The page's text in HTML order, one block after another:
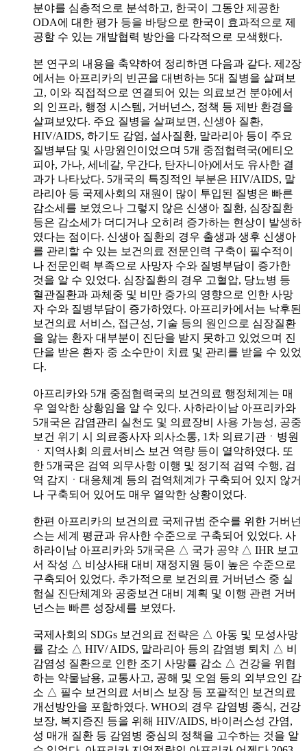
분야를 심층적으로 분석하고, 한국이 그동안 제공한
ODA에 대한 평가 등을 바탕으로 한국이 효과적으로 제
공할 수 있는 개발협력 방안을 다각적으로 모색했다.
본 연구의 내용을 축약하여 정리하면 다음과 같다. 제2장
에서는 아프리카의 빈곤을 대변하는 5대 질병을 살펴보
고, 이와 직접적으로 연결되어 있는 의료보건 분야에서
의 인프라, 행정 시스템, 거버넌스, 정책 등 제반 환경을
살펴보았다. 주요 질병을 살펴보면, 신생아 질환,
HIV/AIDS, 하기도 감염, 설사질환, 말라리아 등이 주요
질병부담 및 사망원인이었으며 5개 중점협력국(에티오
피아, 가나, 세네갈, 우간다, 탄자니아)에서도 유사한 결
과가 나타났다. 5개국의 특징적인 부분은 HIV/AIDS, 말
라리아 등 국제사회의 재원이 많이 투입된 질병은 빠른
감소세를 보였으나 그렇지 않은 신생아 질환, 심장질환
등은 감소세가 더디거나 오히려 증가하는 현상이 발생하
였다는 점이다. 신생아 질환의 경우 출생과 생후 신생아
를 관리할 수 있는 보건의료 전문인력 구축이 필수적이
나 전문인력 부족으로 사망자 수와 질병부담이 증가한
것을 알 수 있었다. 심장질환의 경우 고혈압, 당뇨병 등
혈관질환과 과체중 및 비만 증가의 영향으로 인한 사망
자 수와 질병부담이 증가하였다. 아프리카에서는 낙후된
보건의료 서비스, 접근성, 기술 등의 원인으로 심장질환
을 앓는 환자 대부분이 진단을 받지 못하고 있었으며 진
단을 받은 환자 중 소수만이 치료 및 관리를 받을 수 있었
다.
아프리카와 5개 중점협력국의 보건의료 행정체계는 매
우 열악한 상황임을 알 수 있다. 사하라이남 아프리카와
5개국은 감염관리 실천도 및 의료장비 사용 가능성, 공중
보건 위기 시 의료종사자 의사소통, 1차 의료기관ㆍ병원
ㆍ지역사회 의료서비스 보건 역량 등이 열악하였다. 또
한 5개국은 검역 의무사항 이행 및 정기적 검역 수행, 검
역 감지ㆍ대응체계 등의 검역체계가 구축되어 있지 않거
나 구축되어 있어도 매우 열악한 상황이었다.
한편 아프리카의 보건의료 국제규범 준수를 위한 거버넌
스는 세계 평균과 유사한 수준으로 구축되어 있었다. 사
하라이남 아프리카와 5개국은 △ 국가 공약 △ IHR 보고
서 작성 △ 비상사태 대비 재정지원 등이 높은 수준으로
구축되어 있었다. 추가적으로 보건의료 거버넌스 중 실
험실 진단체계와 공중보건 대비 계획 및 이행 관련 거버
넌스는 빠른 성장세를 보였다.
국제사회의 SDGs 보건의료 전략은 △ 아동 및 모성사망
률 감소 △ HIV/ AIDS, 말라리아 등의 감염병 퇴치 △ 비
감염성 질환으로 인한 조기 사망률 감소 △ 건강을 위협
하는 약물남용, 교통사고, 공해 및 오염 등의 외부요인 감
소 △ 필수 보건의료 서비스 보장 등 포괄적인 보건의료
개선방안을 포함하였다. WHO의 경우 감염병 종식, 건강
보장, 복지증진 등을 위해 HIV/AIDS, 바이러스성 간염,
성 매개 질환 등 감염병 중심의 정책을 고수하는 것을 알